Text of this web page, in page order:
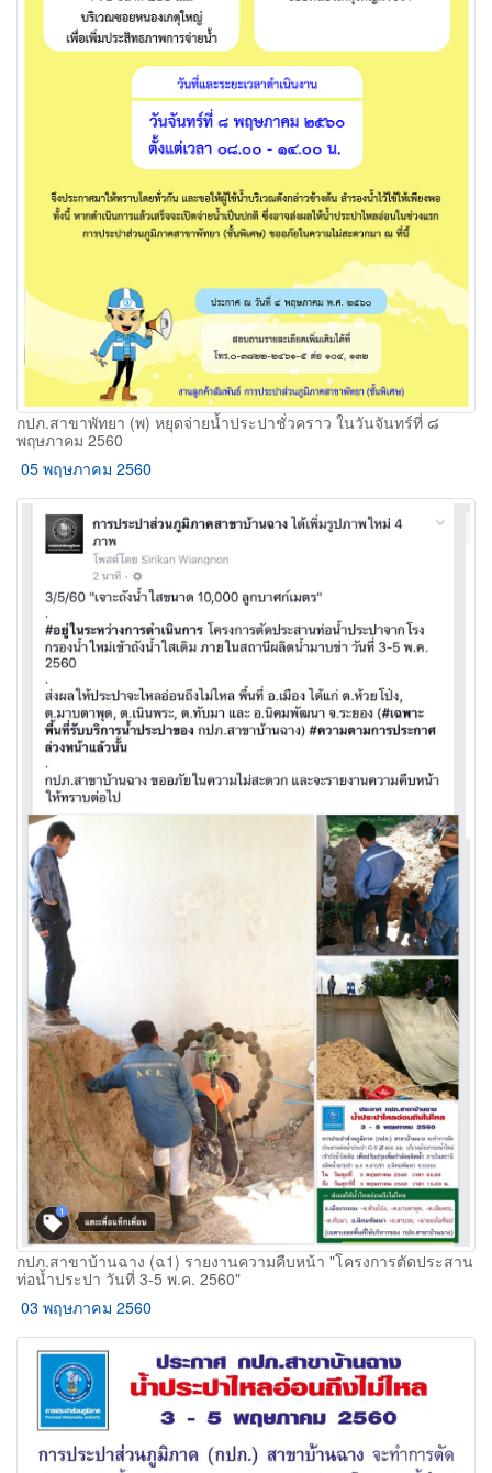
กปภ.สาขาพัทยา (พ) หยุดจ่ายน้ำประปาชั่วคราว ในวันจันทร์ที่ ๘
พฤษภาคม 2560
05 พฤษภาคม 2560
กปภ.สาขาบ้านฉาง (ฉ1) รายงานความคืบหน้า "โครงการตัดประสาน
ท่อน้ำประปา วันที่ 3-5 พ.ค. 2560"
03 พฤษภาคม 2560